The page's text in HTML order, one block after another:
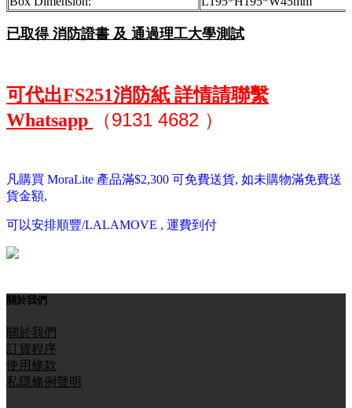
已取得 消防證書 及 通過理工大學測試
可代出FS251消防紙 詳情請聯繫
Whatsapp
（9131 4682 ）
凡購買 MoraLite 產品滿$2,300 可免費送貨, 如未購物滿免費送
貨金額,
可以安排順豐/LALAMOVE , 運費到付
關於我們
關於我們
訂貨程序
使用條款
私隱條例聲明